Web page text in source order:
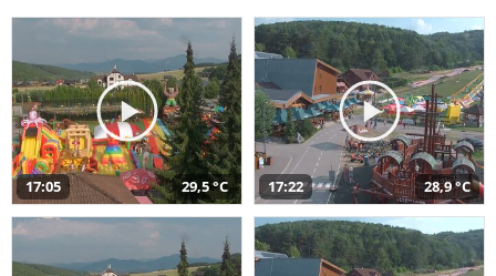
17:05 29,5 °C 17:22 28,9 °C